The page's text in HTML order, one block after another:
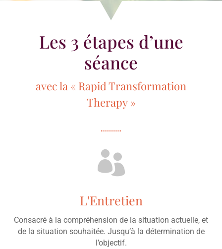
Les 3 étapes d’une
séance
avec la « Rapid Transformation
Therapy »

L'Entretien
Consacré à la compréhension de la situation actuelle, et
de la situation souhaitée. Jusqu’à la détermination de
l’objectif.